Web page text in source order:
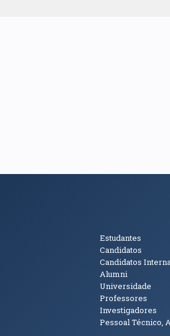
Públicos
Estudantes
Candidatos
Candidatos
Alumni
Universidade
Professores
Investigadores
Pessoal Técnico,